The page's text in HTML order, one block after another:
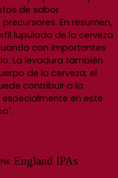
de sabor
En resumen,
lupulado de la cerveza
con importantes
La levadura también
de la cerveza; el
contribuir a la
en este
England IPAs